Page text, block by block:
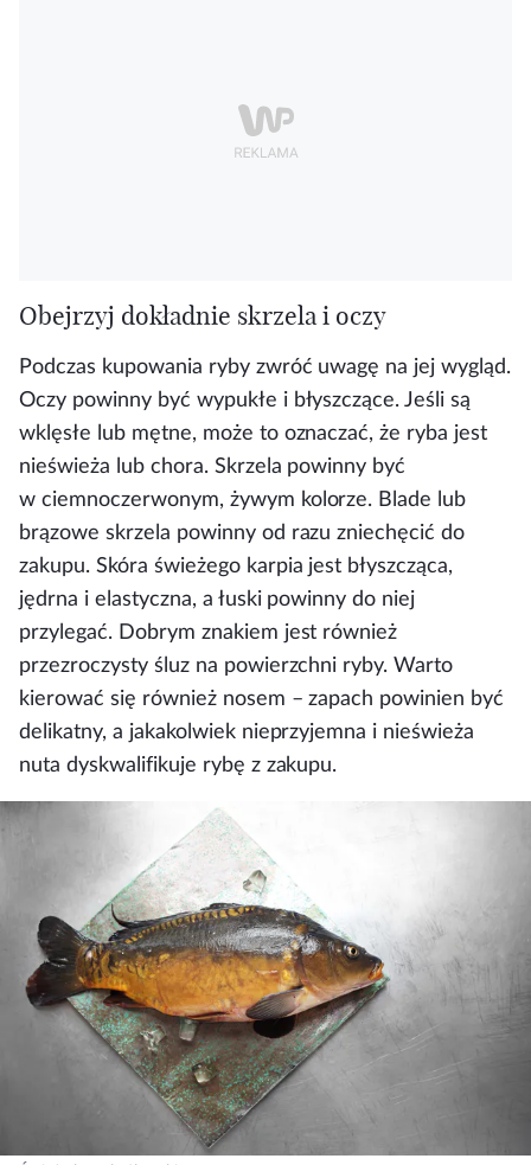
Obejrzyj dokładnie skrzela i oczy
Podczas kupowania ryby zwróć uwagę na jej wygląd.
Oczy powinny być wypukłe i błyszczące. Jeśli są
wklęsłe lub mętne, może to oznaczać, że ryba jest
nieświeża lub chora. Skrzela powinny być
w ciemnoczerwonym, żywym kolorze. Blade lub
brązowe skrzela powinny od razu zniechęcić do
zakupu. Skóra świeżego karpia jest błyszcząca,
jędrna i elastyczna, a łuski powinny do niej
przylegać. Dobrym znakiem jest również
przezroczysty śluz na powierzchni ryby. Warto
kierować się również nosem – zapach powinien być
delikatny, a jakakolwiek nieprzyjemna i nieświeża
nuta dyskwalifikuje rybę z zakupu.